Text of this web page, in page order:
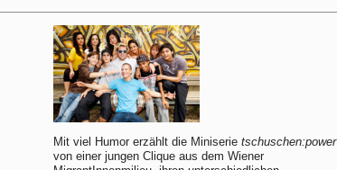
Mit viel Humor erzählt die Miniserie tschuschen:power
von einer jungen Clique aus dem Wiener